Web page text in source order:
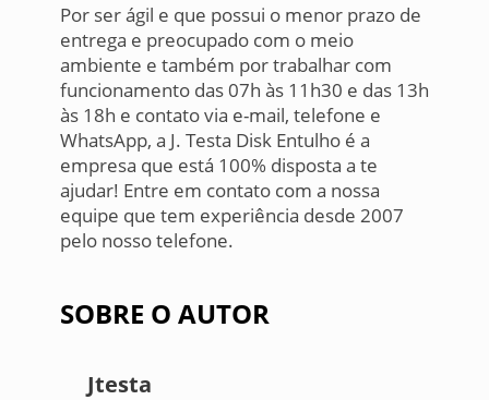
Por ser ágil e que possui o menor prazo de
entrega e preocupado com o meio
ambiente e também por trabalhar com
funcionamento das 07h às 11h30 e das 13h
às 18h e contato via e-mail, telefone e
WhatsApp, a J. Testa Disk Entulho é a
empresa que está 100% disposta a te
ajudar! Entre em contato com a nossa
equipe que tem experiência desde 2007
pelo nosso telefone.
SOBRE O AUTOR
Jtesta